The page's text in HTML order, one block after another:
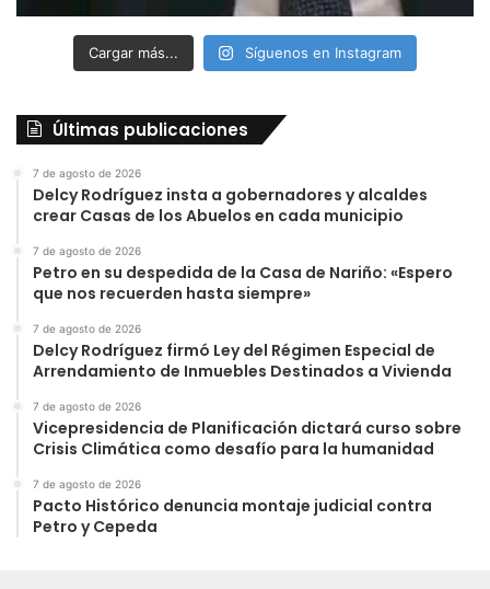
Cargar más... Síguenos en Instagram
Últimas publicaciones
7 de agosto de 2026
Delcy Rodríguez insta a gobernadores y alcaldes
crear Casas de los Abuelos en cada municipio
7 de agosto de 2026
Petro en su despedida de la Casa de Nariño: «Espero
que nos recuerden hasta siempre»
7 de agosto de 2026
Delcy Rodríguez firmó Ley del Régimen Especial de
Arrendamiento de Inmuebles Destinados a Vivienda
7 de agosto de 2026
Vicepresidencia de Planificación dictará curso sobre
Crisis Climática como desafío para la humanidad
7 de agosto de 2026
Pacto Histórico denuncia montaje judicial contra
Petro y Cepeda